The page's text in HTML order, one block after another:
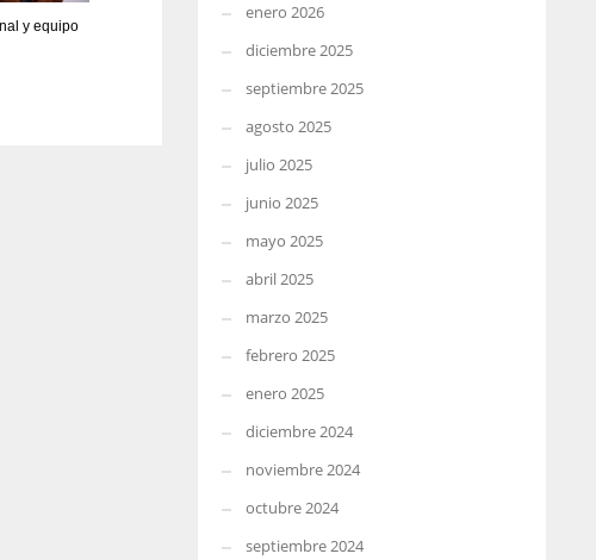
y equipo
enero 2026
diciembre 2025
septiembre 2025
agosto 2025
julio 2025
junio 2025
mayo 2025
abril 2025
marzo 2025
febrero 2025
enero 2025
diciembre 2024
noviembre 2024
octubre 2024
septiembre 2024